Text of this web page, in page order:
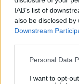
IAB’s list of
also be disclosed
Downstream
Please note that
not limited to your
Personal Data
I want to opt-
επωνύμων